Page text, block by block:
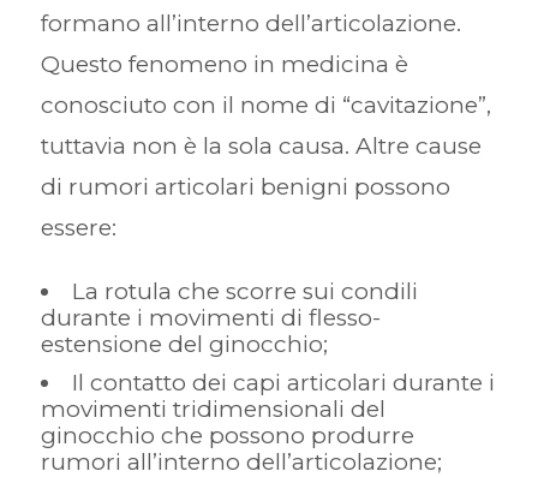
formano all’interno dell’articolazione.
Questo fenomeno in medicina è
conosciuto con il nome di “cavitazione”,
tuttavia non è la sola causa. Altre cause
di rumori articolari benigni possono
essere:
La rotula che scorre sui condili
durante i movimenti di flesso-
estensione del ginocchio;
Il contatto dei capi articolari durante i
movimenti tridimensionali del
ginocchio che possono produrre
rumori all’interno dell’articolazione;